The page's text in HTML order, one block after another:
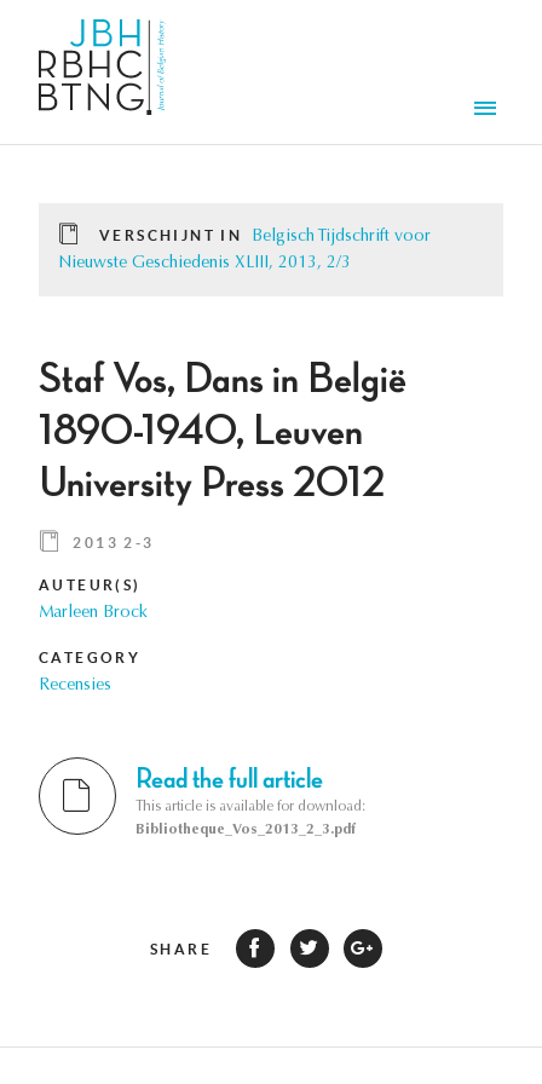
VERSCHIJNT IN
Belgisch Tijdschrift voor
Nieuwste Geschiedenis XLIII, 2013, 2/3
Staf Vos, Dans in België
1890-1940, Leuven
University Press 2012
2013 2-3
AUTEUR(S)
Marleen Brock
CATEGORY
Recensies
Read the full article
This article is available for download:
Bibliotheque_Vos_2013_2_3.pdf
SHARE